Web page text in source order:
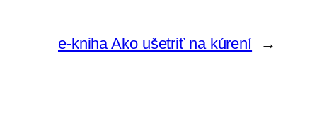
e-kniha Ako ušetriť na kúrení →